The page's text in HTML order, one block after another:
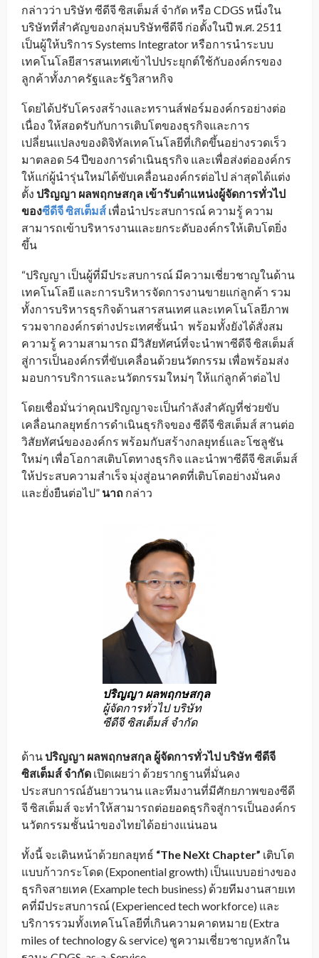
กล่าวว่า บริษัท ซีดีจี ซิสเต็มส์ จำกัด หรือ CDGS หนึ่งใน
บริษัทที่สำคัญของกลุ่มบริษัทซีดีจี ก่อตั้งในปี พ.ศ. 2511
เป็นผู้ให้บริการ Systems Integrator หรือการนำระบบ
เทคโนโลยีสารสนเทศเข้าไปประยุกต์ใช้กับองค์กรของ
ลูกค้าทั้งภาครัฐและรัฐวิสาหกิจ
โดยได้ปรับโครงสร้างและทรานส์ฟอร์มองค์กรอย่างต่อ
เนื่อง ให้สอดรับกับการเติบโตของธุรกิจและการ
เปลี่ยนแปลงของดิจิทัลเทคโนโลยีที่เกิดขึ้นอย่างรวดเร็ว
มาตลอด 54 ปีของการดำเนินธุรกิจ และเพื่อส่งต่อองค์กร
ให้แก่ผู้นำรุ่นใหม่ได้ขับเคลื่อนองค์กรต่อไป ล่าสุดได้แต่ง
ตั้ง ปริญญา ผลพฤกษสกุล เข้ารับตำแหน่งผู้จัดการทั่วไป
ของซีดีจี ซิสเต็มส์ เพื่อนำประสบการณ์ ความรู้ ความ
สามารถเข้าบริหารงานและยกระดับองค์กรให้เติบโตยิ่ง
ขึ้น
“ปริญญา เป็นผู้ที่มีประสบการณ์ มีความเชี่ยวชาญในด้าน
เทคโนโลยี และการบริหารจัดการงานขายแก่ลูกค้า รวม
ทั้งการบริหารธุรกิจด้านสารสนเทศ และเทคโนโลยีภาพ
รวมจากองค์กรต่างประเทศชั้นนำ พร้อมทั้งยังได้สั่งสม
ความรู้ ความสามารถ มีวิสัยทัศน์ที่จะนำพาซีดีจี ซิสเต็มส์
สู่การเป็นองค์กรที่ขับเคลื่อนด้วยนวัตกรรม เพื่อพร้อมส่ง
มอบการบริการและนวัตกรรมใหม่ๆ ให้แก่ลูกค้าต่อไป
โดยเชื่อมั่นว่าคุณปริญญาจะเป็นกำลังสำคัญที่ช่วยขับ
เคลื่อนกลยุทธ์การดำเนินธุรกิจของ ซีดีจี ซิสเต็มส์ สานต่อ
วิสัยทัศน์ขององค์กร พร้อมกับสร้างกลยุทธ์และโซลูชัน
ใหม่ๆ เพื่อโอกาสเติบโตทางธุรกิจ และนำพาซีดีจี ซิสเต็มส์
ให้ประสบความสำเร็จ มุ่งสู่อนาคตที่เติบโตอย่างมั่นคง
และยั่งยืนต่อไป” นาถ กล่าว
ปริญญา ผลพฤกษสกุล
ผู้จัดการทั่วไป บริษัท
ซีดีจี ซิสเต็มส์ จำกัด
ด้าน ปริญญา ผลพฤกษสกุล ผู้จัดการทั่วไป บริษัท ซีดีจี
ซิสเต็มส์ จำกัด เปิดเผยว่า ด้วยรากฐานที่มั่นคง
ประสบการณ์อันยาวนาน และทีมงานที่มีศักยภาพของซีดี
จี ซิสเต็มส์ จะทำให้สามารถต่อยอดธุรกิจสู่การเป็นองค์กร
นวัตกรรมชั้นนำของไทยได้อย่างแน่นอน
ทั้งนี้ จะเดินหน้าด้วยกลยุทธ์ “The NeXt Chapter” เติบโต
แบบก้าวกระโดด (Exponential growth) เป็นแบบอย่างของ
ธุรกิจสายเทค (Example tech business) ด้วยทีมงานสายเท
คที่มีประสบการณ์ (Experienced tech workforce) และ
บริการรวมทั้งเทคโนโลยีที่เกินความคาดหมาย (Extra
miles of technology & service) ชูความเชี่ยวชาญหลักใน